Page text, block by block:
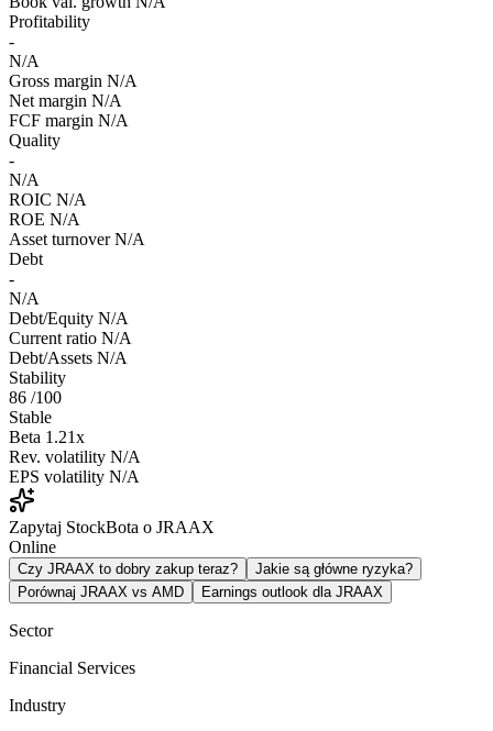
Profitability
-
N/A
Gross margin N/A
Net margin N/A
FCF margin N/A
Quality
-
N/A
ROIC N/A
ROE N/A
Asset turnover N/A
Debt
-
N/A
Debt/Equity N/A
Current ratio N/A
Debt/Assets N/A
Stability
86 /100
Stable
Beta 1.21x
Rev. volatility N/A
EPS volatility N/A
Zapytaj StockBota o JRAAX
Online
Czy JRAAX to dobry zakup teraz?
Jakie są główne ryzyka?
Porównaj JRAAX vs AMD
Earnings outlook dla JRAAX
Sector
Financial Services
Industry